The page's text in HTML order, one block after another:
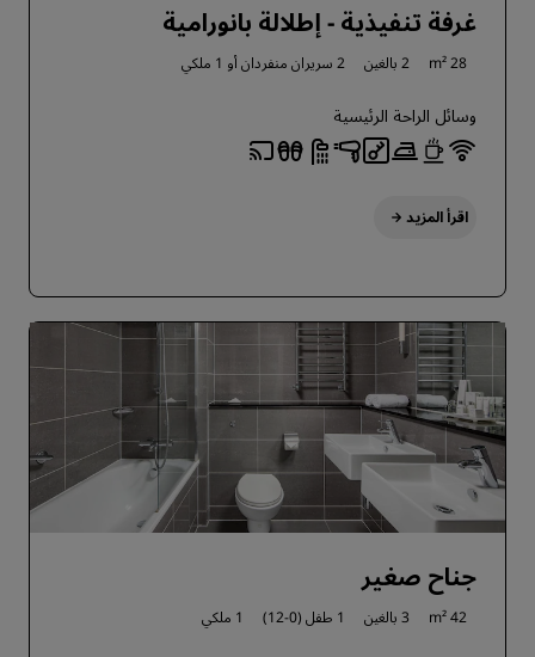
غرفة تنفيذية - إطلالة بانورامية
28 m² 2 بالغين 2 سريران منفردان أو 1 ملكي
وسائل الراحة الرئيسية
اقرأ المزيد
جناح صغير
42 m² 3 بالغين 1 طفل (0-12) 1 ملكي